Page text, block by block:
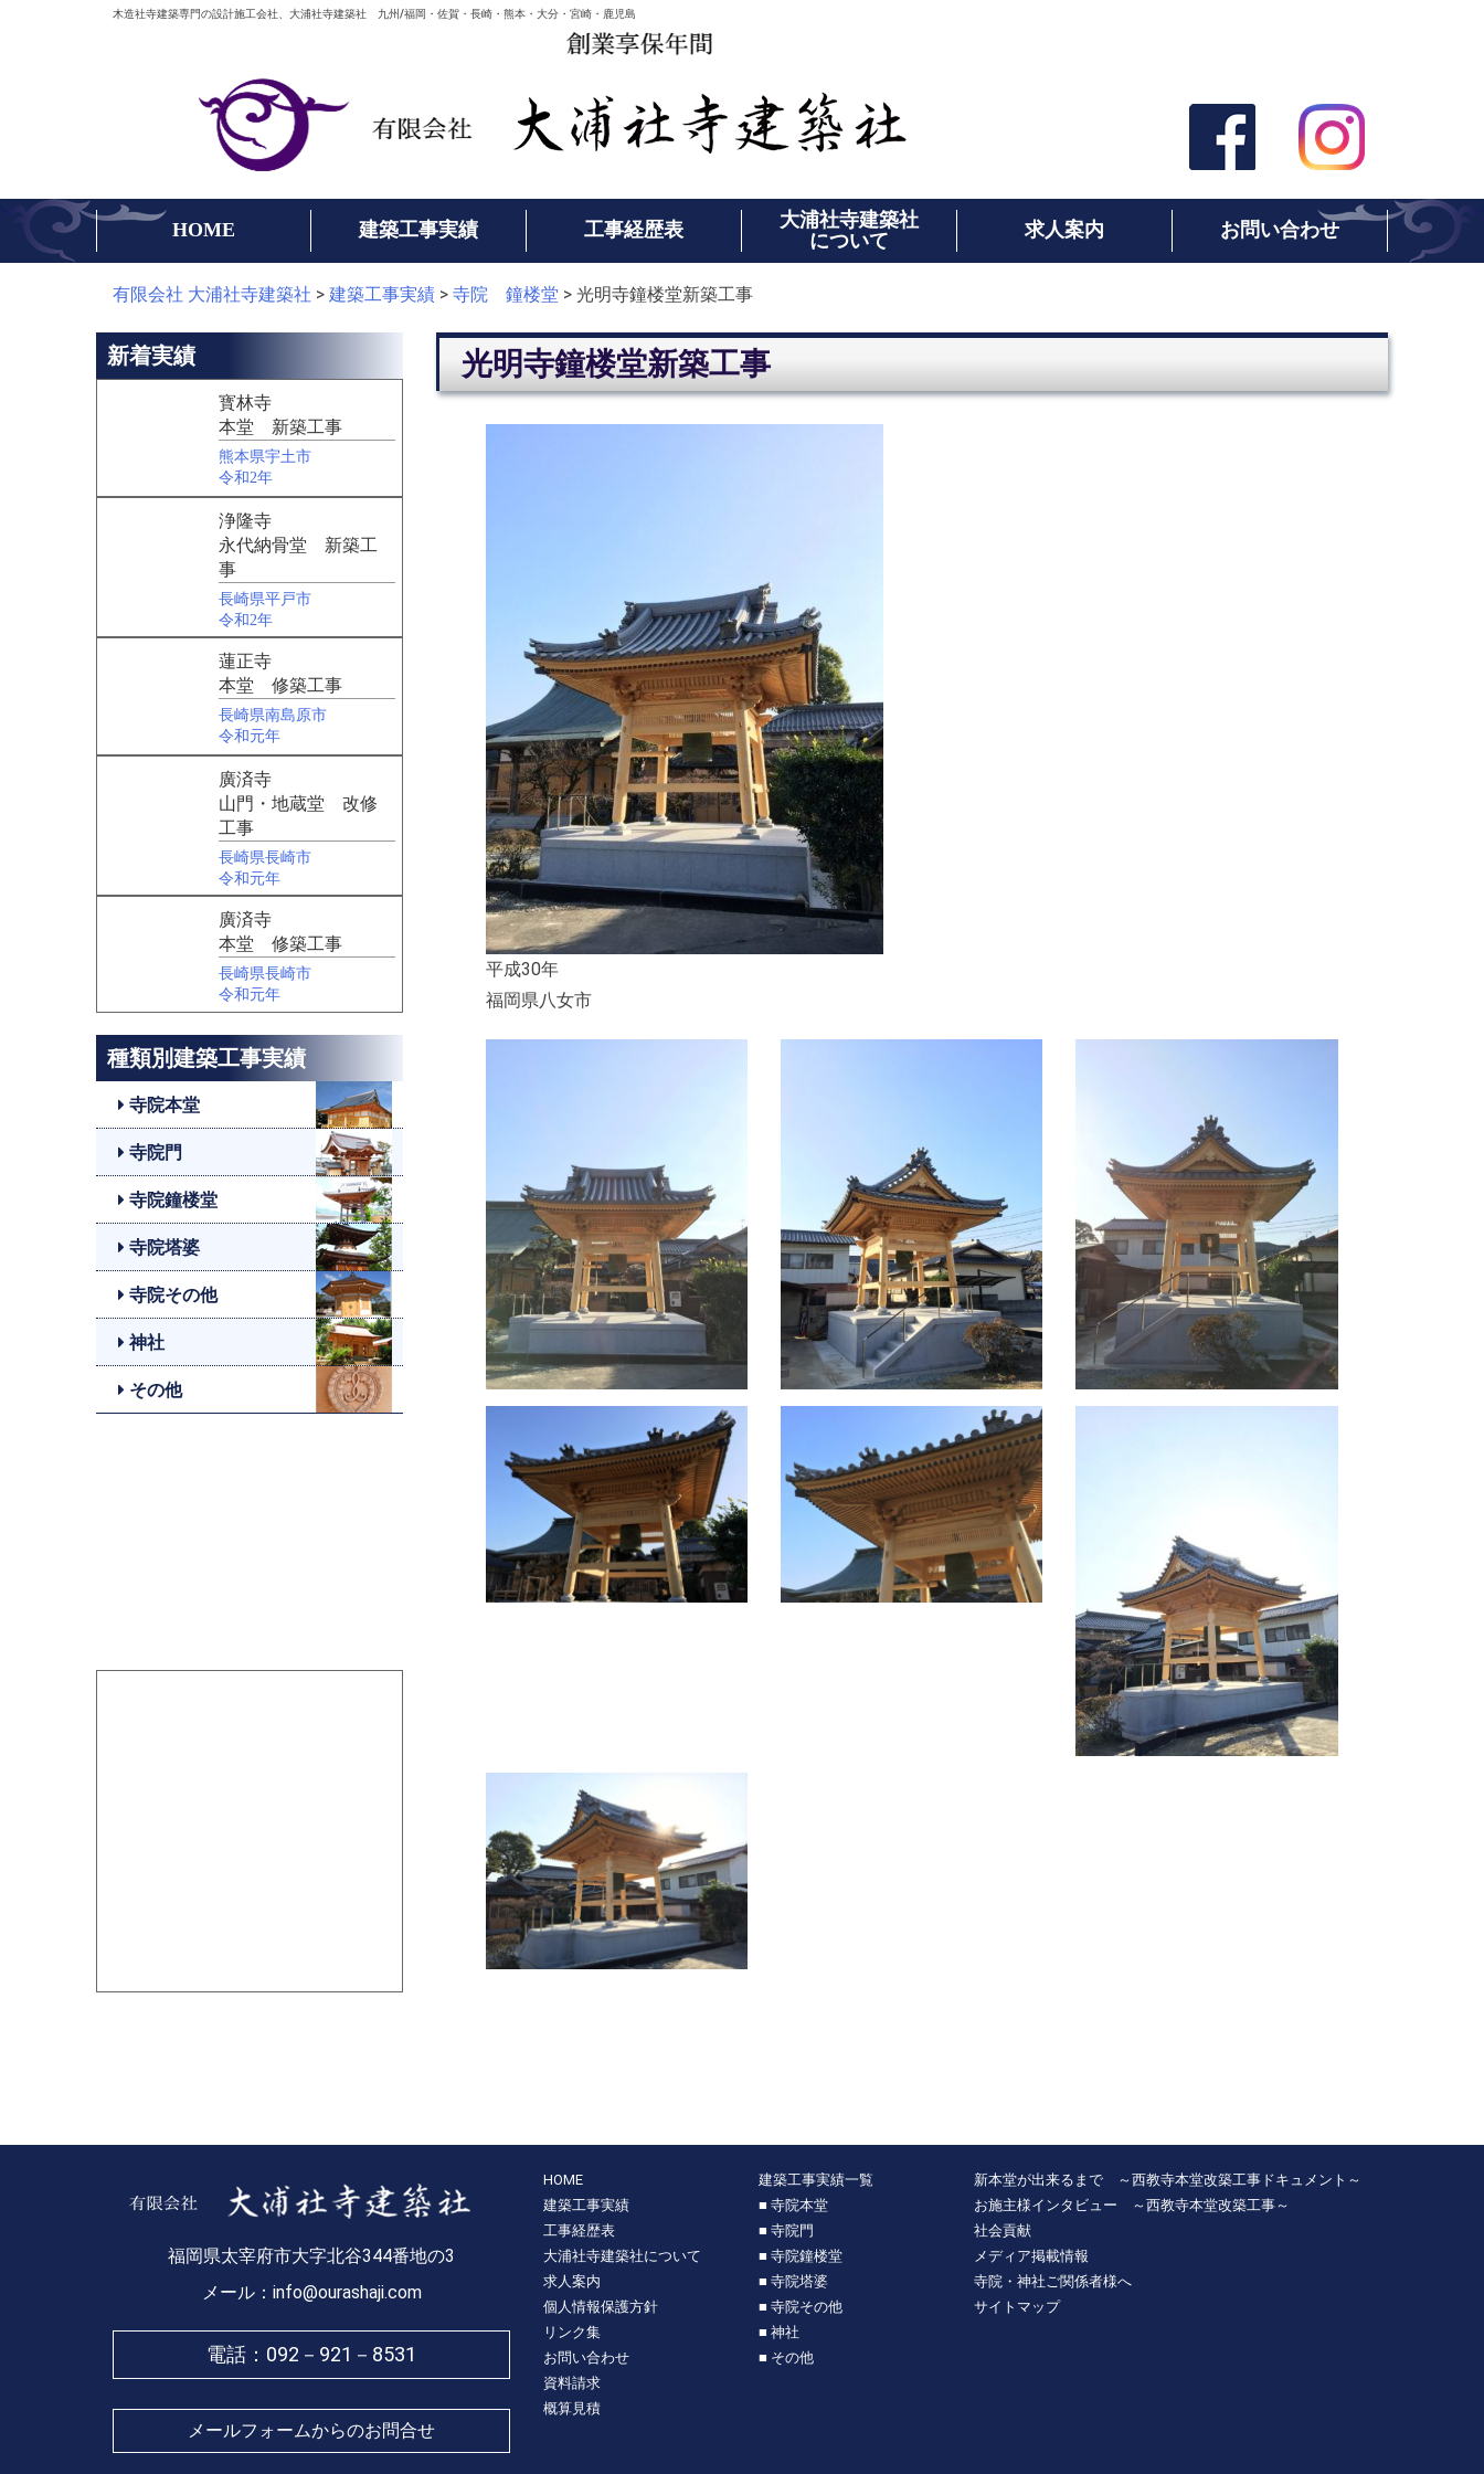
木造社寺建築専門の設計施工会社、大浦社寺建築社 九州/福岡・佐賀・長崎・熊本・大分・宮崎・鹿児島
HOME 建築工事実績 工事経歴表
大浦社寺建築社
について
求人案内 お問い合わせ
有限会社 大浦社寺建築社 > 建築工事実績 > 寺院 鐘楼堂 > 光明寺鐘楼堂新築工事
光明寺鐘楼堂新築工事
平成30年
福岡県八女市
新着実績
寳林寺
本堂 新築工事
熊本県宇土市
令和2年
浄隆寺
永代納骨堂 新築工
事
長崎県平戸市
令和2年
蓮正寺
本堂 修築工事
長崎県南島原市
令和元年
廣済寺
山門・地蔵堂 改修
工事
長崎県長崎市
令和元年
廣済寺
本堂 修築工事
長崎県長崎市
令和元年
種類別建築工事実績
寺院本堂
寺院門
寺院鐘楼堂
寺院塔婆
寺院その他
神社
その他
福岡県太宰府市大字北谷344番地の3
メール：info@ourashaji.com
電話： 092－921－8531
メールフォームからのお問合せ
HOME
建築工事実績
工事経歴表
大浦社寺建築社について
求人案内
個人情報保護方針
リンク集
お問い合わせ
資料請求
概算見積
建築工事実績一覧
■ 寺院本堂
■ 寺院門
■ 寺院鐘楼堂
■ 寺院塔婆
■ 寺院その他
■ 神社
■ その他
新本堂が出来るまで ～西教寺本堂改築工事ドキュメント～
お施主様インタビュー ～西教寺本堂改築工事～
社会貢献
メディア掲載情報
寺院・神社ご関係者様へ
サイトマップ